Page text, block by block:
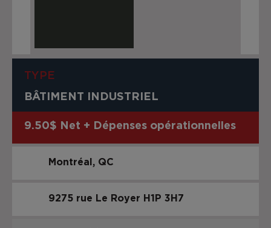
TYPE
BÂTIMENT INDUSTRIEL
9.50$ Net + Dépenses opérationnelles
Montréal QC
9275 rue Le Royer H1P 3H7